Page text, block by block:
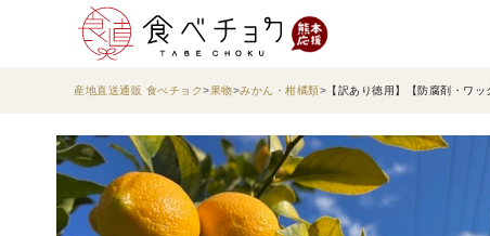
産地直送通販 食べチョク 果物 みかん・柑橘類 【訳あり徳用】【防腐剤・ワ